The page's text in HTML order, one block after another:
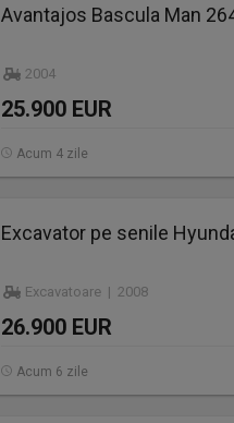
Avantajos Bascula Man
2004
25.900 EUR
Acum 4 zile
Excavator pe senile
Excavatoare | 2008
26.900 EUR
Acum 6 zile